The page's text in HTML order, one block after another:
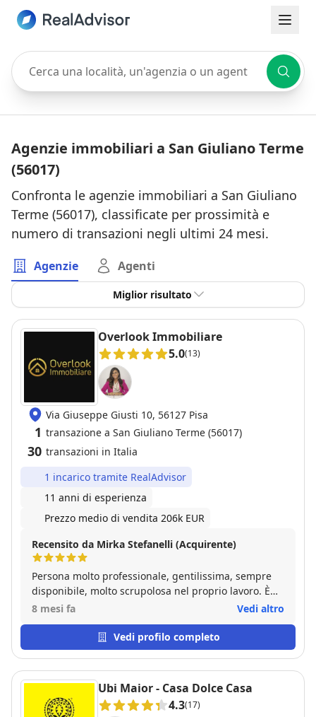
Cerca una località, un'agenzia o un agente
Agenzie immobiliari a San Giuliano Terme
(56017)
Confronta le agenzie immobiliari a San Giuliano
Terme (56017), classificate per prossimità e
numero di transazioni negli ultimi 24 mesi.
Agenzie Agenti
Miglior risultato
Overlook Immobiliare
5.0(13)
Via Giuseppe Giusti 10, 56127 Pisa
1 transazione a San Giuliano Terme (56017)
30 transazioni in Italia
1 incarico tramite RealAdvisor
11 anni di esperienza
Prezzo medio di vendita 206k EUR
Recensito da Mirka Stefanelli (Acquirente)
Persona molto professionale, gentilissima, sempre
disponibile, molto scrupolosa nel proprio lavoro. È
sempre stata disponibile ad esaudire ogni mia
intercorsi tra la proposta e l'atto) e ci ha trovato
anche la per la ristrutturazione da fare. Molto chiara
disponibile e superlativa nell' essere riuscita a farle
poi combaciare con le mie di acquirente. Tutto
questo mi ha portato ad affidarle la vendita di un
8 mesi fa Vedi altro
Vedi profilo completo
Ubi Maior - Casa Dolce Casa
4.3(17)